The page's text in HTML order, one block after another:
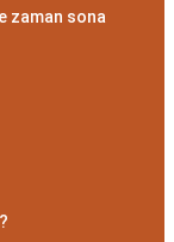
zaman sona